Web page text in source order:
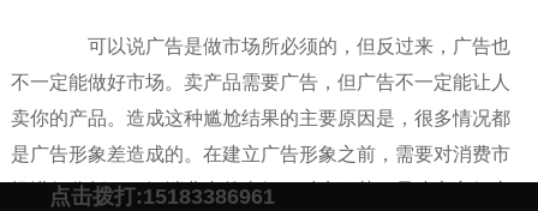
可以说广告是做市场所必须的，但反过来，广告也
不一定能做好市场。卖产品需要广告，但广告不一定能让人
卖你的产品。造成这种尴尬结果的主要原因是，很多情况都
是广告形象差造成的。在建立广告形象之前，需要对消费市
场进行分析，了解消费者的喜好，对症下药，是建立良好广
点击拨打:15183386961